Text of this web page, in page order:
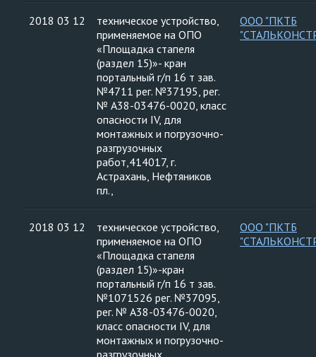
2018 03 12
техническое устройство,
применяемое на ОПО
«Площадка стапеля
(раздел 15)»- кран
портальный г/п 16 т зав.
№4711 рег. №37195, рег.
№ А38-03476-0020, класс
опасности IV, для
монтажных и погрузочно-
разгрузочных
работ,414017, г.
Астрахань, Нефтяников
пл.,
ООО "ПКТБ
2018 03 12
техническое устройство,
применяемое на ОПО
«Площадка стапеля
(раздел 15)»-кран
портальный г/п 16 т зав.
№1071526 рег. №37095,
рег. № А38-03476-0020,
класс опасности IV, для
монтажных и погрузочно-
разгрузочных
ООО "ПКТБ